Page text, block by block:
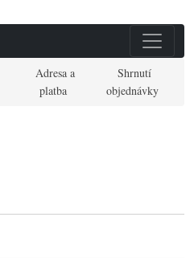
Adresa a
platba
Shrnutí
objednávky